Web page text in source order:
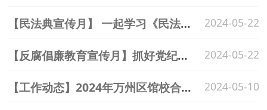
【民法典宣传月】 一起学习《民法典》 2024-05-22
【反腐倡廉教育宣传月】抓好党纪学习教育，习近平总书记强调这14条 2024-05-22
【工作动态】2024年万州区馆校合作培训会圆满举行 2024-05-10